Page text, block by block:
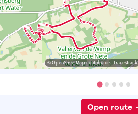
© OpenStreetMap contributors, Tracestrack
Open route